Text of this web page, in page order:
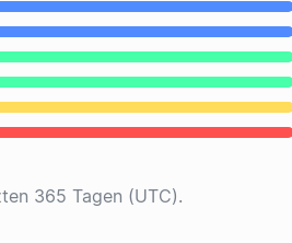
365 Tagen (UTC).